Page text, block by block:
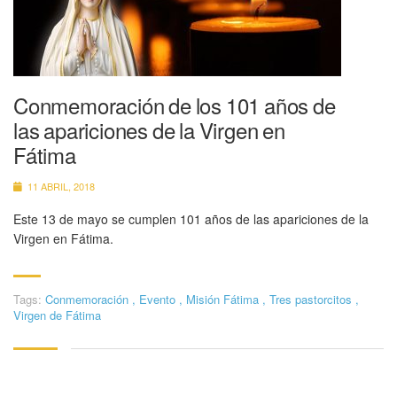
Conmemoración de los 101 años de
las apariciones de la Virgen en
Fátima
11 ABRIL, 2018
Este 13 de mayo se cumplen 101 años de las apariciones de la
Virgen en Fátima.
Tags: Conmemoración , Evento , Misión Fátima , Tres pastorcitos ,
Virgen de Fátima